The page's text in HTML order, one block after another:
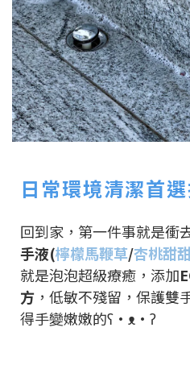
日常環境清潔首
回到家，第一件事就是衝
手液(檸檬馬鞭草/杏桃甜
就是泡泡超級療癒，添加
方 ，低敏不殘留，保護雙
得手變嫩嫩的ʕ•ᴥ•ʔ